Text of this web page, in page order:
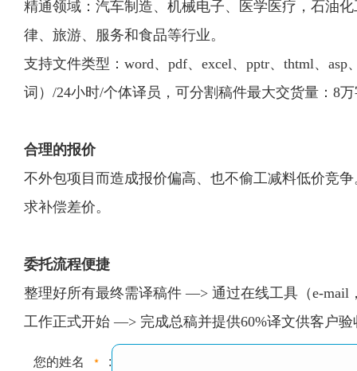
精通领域：汽车制造、机械电子、医学医疗，石油
律、旅游、服务和食品等行业。
支持文件类型：word、pdf、excel、pptr、thtml、
词）/24小时/个体译员，可分割稿件最大交货量：8
合理的报价
不外包项目而造成报价偏高、也不偷工减料低价竞
求补偿差价。
委托流程便捷
整理好所有最终需译稿件 —> 通过在线工具（e-mail
工作正式开始 —> 完成总稿并提供60%译文供客户
您的姓名 :